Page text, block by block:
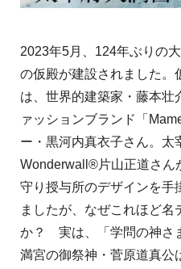
2023年5月、124年ぶりの
の仮殿が建設されました。
は、世界的建築家・藤本壮
ァッションブランド「
ー・黒河内真衣子さん。太
Wonderwall®片山正道さん
守り授与所のデザインを手
ましたが、なぜこれほど
か？ 実は、「学問の神さ
満宮の御祭神・菅原道真公